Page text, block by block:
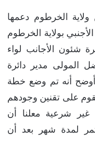
الخرطوم دعمها
بولاية الخرطوم
شئون الأجانب لواء
مدير دائرة
أوضح أنه تم وضع خطة
على تقنين وجودهم
غير شرعية معلنا أن
لمدة شهر بعد أن